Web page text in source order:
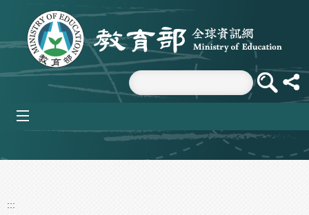
跳到主要內容區塊
:::